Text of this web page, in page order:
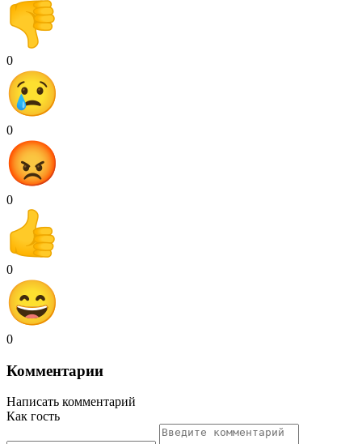
0
0
0
0
0
Комментарии
Написать комментарий
Как гость